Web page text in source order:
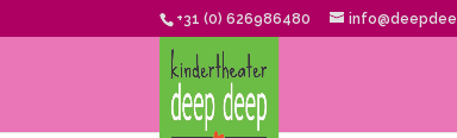
+31 (0) 626986480